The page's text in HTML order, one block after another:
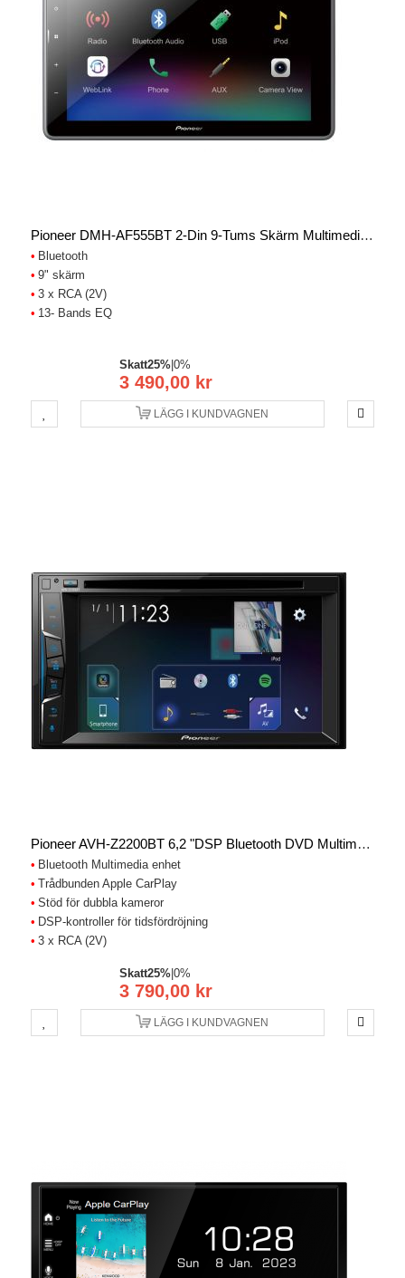
Pioneer DMH-AF555BT 2-Din 9-Tums Skärm Multimedia Bilstereo
Bluetooth
9" skärm
3 x RCA (2V)
13- Bands EQ
3 490,00 kr
Skatt25% 0%
LÄGG I KUNDVAGNEN
Pioneer AVH-Z2200BT 6,2 "DSP Bluetooth DVD Multimedia Player
Bluetooth Multimedia enhet
Trådbunden Apple CarPlay
Stöd för dubbla kameror
DSP-kontroller för tidsfördröjning
3 x RCA (2V)
3 790,00 kr
Skatt25% 0%
LÄGG I KUNDVAGNEN